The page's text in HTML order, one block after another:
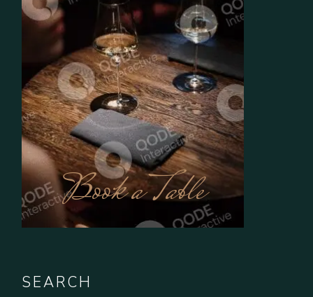
Book a Table
SEARCH